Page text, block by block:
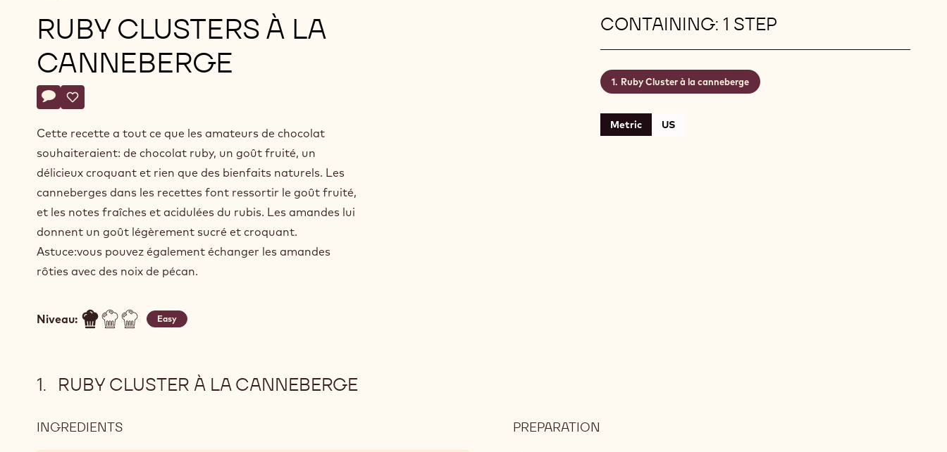
RUBY CLUSTERS À LA
CANNEBERGE
Actions
Écrire un commentaire
- Ruby clusters à la canneberge
Sauvegarder
- Ruby clusters à la canneberge
Cette recette a tout ce que les amateurs de chocolat
souhaiteraient: de chocolat ruby, un goût fruité, un
délicieux croquant et rien que des bienfaits naturels. Les
canneberges dans les recettes font ressortir le goût fruité,
et les notes fraîches et acidulées du rubis. Les amandes lui
donnent un goût légèrement sucré et croquant.
Astuce:vous pouvez également échanger les amandes
rôties avec des noix de pécan.
Niveau: Easy
CONTAINING: 1 STEP
Ruby Cluster à la canneberge
Metric US
RUBY CLUSTER À LA CANNEBERGE
INGREDIENTS PREPARATION